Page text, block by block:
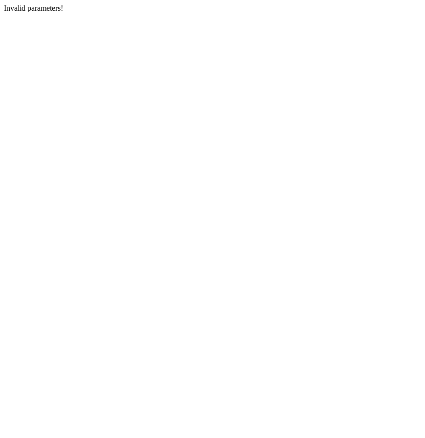
Invalid parameters!